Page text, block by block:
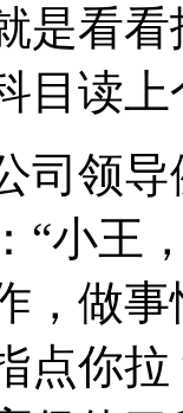
是看
目读
领导
“小王
，做
点你